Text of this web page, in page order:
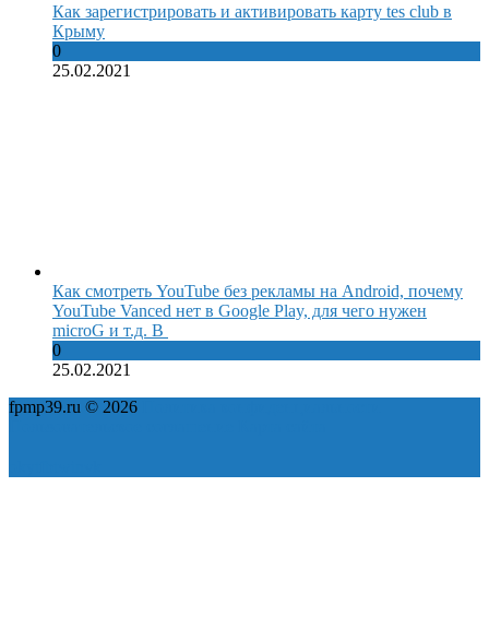
Как зарегистрировать и активировать карту tes club в
Крыму
0
25.02.2021
Как смотреть YouTube без рекламы на Android, почему
YouTube Vanced нет в Google Play, для чего нужен
microG и т.д. В
0
25.02.2021
fpmp39.ru © 2026